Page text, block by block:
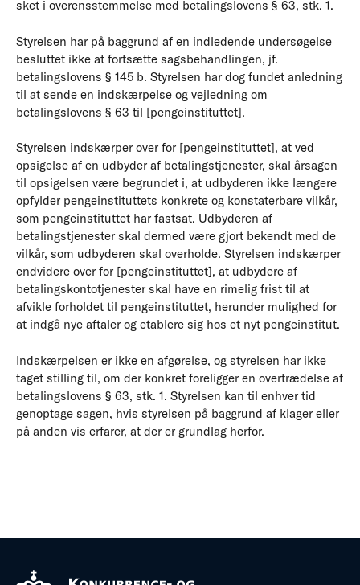
sket i overensstemmelse med betalingslovens § 63, stk. 1.
Styrelsen har på baggrund af en indledende undersøgelse
besluttet ikke at fortsætte sagsbehandlingen, jf.
betalingslovens § 145 b. Styrelsen har dog fundet anledning
til at sende en indskærpelse og vejledning om
betalingslovens § 63 til [pengeinstituttet].
Styrelsen indskærper over for [pengeinstituttet], at ved
opsigelse af en udbyder af betalingstjenester, skal årsagen
til opsigelsen være begrundet i, at udbyderen ikke længere
opfylder pengeinstituttets konkrete og konstaterbare vilkår,
som pengeinstituttet har fastsat. Udbyderen af
betalingstjenester skal dermed være gjort bekendt med de
vilkår, som udbyderen skal overholde. Styrelsen indskærper
endvidere over for [pengeinstituttet], at udbydere af
betalingskontotjenester skal have en rimelig frist til at
afvikle forholdet til pengeinstituttet, herunder mulighed for
at indgå nye aftaler og etablere sig hos et nyt pengeinstitut.
Indskærpelsen er ikke en afgørelse, og styrelsen har ikke
taget stilling til, om der konkret foreligger en overtrædelse af
betalingslovens § 63, stk. 1. Styrelsen kan til enhver tid
genoptage sagen, hvis styrelsen på baggrund af klager eller
på anden vis erfarer, at der er grundlag herfor.